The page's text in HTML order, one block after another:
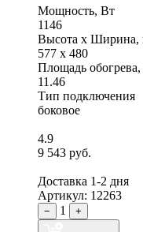
Мощность, Вт
1146
Высота x Ширина,
577 x 480
Площадь
11.46
Тип подключения
боковое
4.9
9 543 руб.
Доставка 1-2 дня
Артикул: 12263
− 1 +